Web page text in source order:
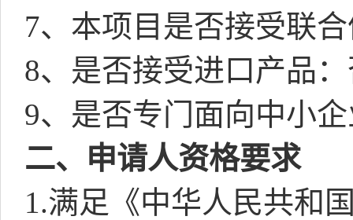
7、本项目是否接受联
8、是否接受进口产品
9、是否专门面向中小
二、申请人资格要求
1.满足《中华人民共和